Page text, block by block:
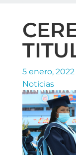
5 enero, 2022
Noticias